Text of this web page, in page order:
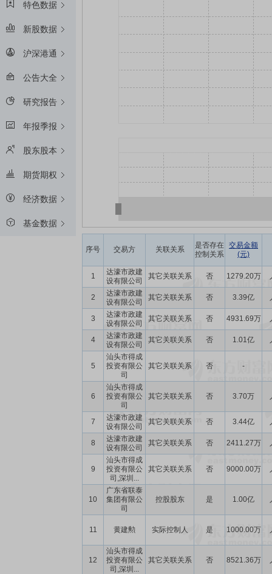
特色数据
新股数据
沪深港通
公告大全
研究报告
年报季报
股东股本
期货期权
经济数据
基金数据
序号 交易方 关联关系
是否存在
控制关系
交易金额
(元)
1
达濠市政建
设有限公司
其它关联关系 否 1279.20万
2
达濠市政建
设有限公司
其它关联关系 否 3.39亿
3
达濠市政建
设有限公司
其它关联关系 否 4931.69万
4
达濠市政建
设有限公司
其它关联关系 否 1.01亿
5
汕头市得成
投资有限公
司
其它关联关系 否 -
6
汕头市得成
投资有限公
司
其它关联关系 否 3.70万
7
达濠市政建
设有限公司
其它关联关系 否 3.44亿
8
达濠市政建
设有限公司
其它关联关系 否 2411.27万
9
汕头市得成
投资有限公
司,深圳...
其它关联关系 否 9000.00万
10
广东省联泰
集团有限公
司
控股股东 是 1.00亿
11 黄建勲 实际控制人 是 1000.00万
12
汕头市得成
投资有限公
司,深圳...
其它关联关系 否 8521.36万